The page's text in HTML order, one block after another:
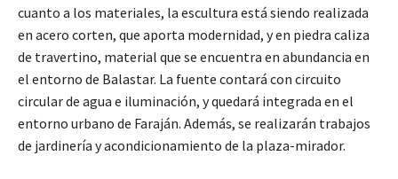
cuanto a los materiales, la escultura está siendo realizada
en acero corten, que aporta modernidad, y en piedra caliza
de travertino, material que se encuentra en abundancia en
el entorno de Balastar. La fuente contará con circuito
circular de agua e iluminación, y quedará integrada en el
entorno urbano de Faraján. Además, se realizarán trabajos
de jardinería y acondicionamiento de la plaza-mirador.